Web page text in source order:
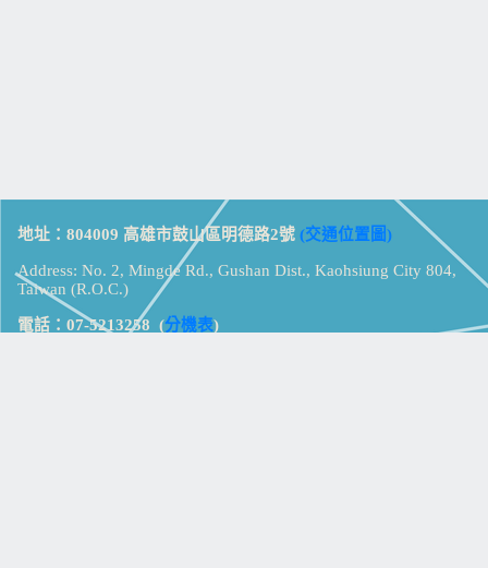
地址：804009 高雄市鼓山區明德路2號 (交通位置圖)
Address: No. 2, Mingde Rd., Gushan Dist., Kaohsiung City 804,
Taiwan (R.O.C.)
電話：07-5213258 (分機表)